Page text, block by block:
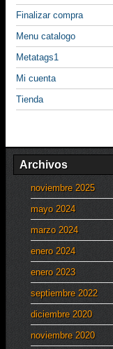
Finalizar compra
Menu catalogo
Metatags1
Mi cuenta
Tienda
Archivos
noviembre 2025
mayo 2024
marzo 2024
enero 2024
enero 2023
septiembre 2022
diciembre 2020
noviembre 2020